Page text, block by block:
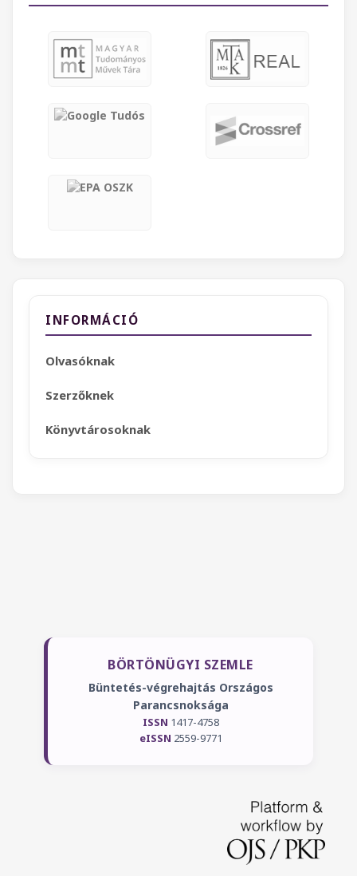
INFORMÁCIÓ
Olvasóknak
Szerzőknek
Könyvtárosoknak
BÖRTÖNÜGYI SZEMLE
Büntetés-végrehajtás Országos
Parancsnoksága
ISSN 1417-4758
eISSN 2559-9771